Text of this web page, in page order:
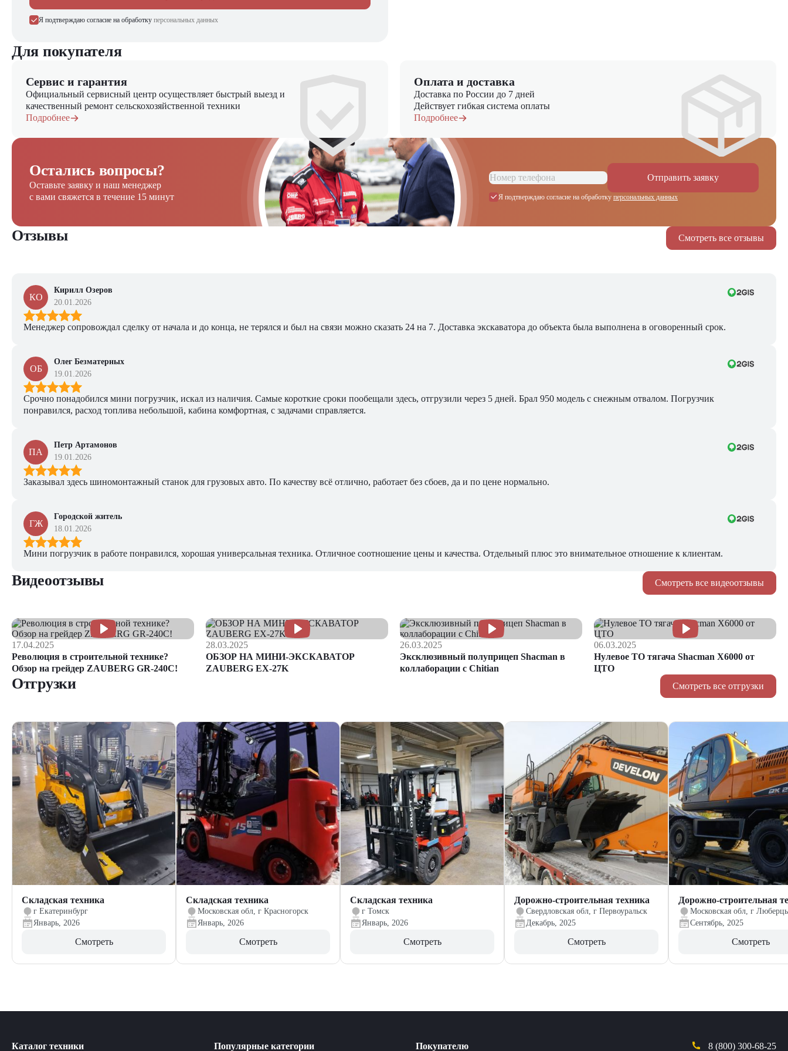
Я подтверждаю согласие на обработку персональных данных
Для покупателя
Сервис и гарантия
Официальный сервисный центр осуществляет быстрый выезд и
качественный ремонт сельскохозяйственной техники
Подробнее
Оплата и доставка
Доставка по России до 7 дней
Действует гибкая система оплаты
Подробнее
Остались вопросы?
Оставьте заявку и наш менеджер
с вами свяжется в течение 15 минут
Отправить заявку
Я подтверждаю согласие на обработку персональных данных
Смотреть все отзывы
Отзывы
КО
Кирилл Озеров
20.01.2026
Менеджер сопровождал сделку от начала и до конца, не терялся и был на связи можно сказать 24 на 7. Доставка экскаватора до объекта была выполнена в оговоренный срок.
ОБ
Олег Безматерных
19.01.2026
Срочно понадобился мини погрузчик, искал из наличия. Самые короткие сроки пообещали здесь, отгрузили через 5 дней. Брал 950 модель с снежным отвалом. Погрузчик
понравился, расход топлива небольшой, кабина комфортная, с задачами справляется.
ПА
Петр Артамонов
19.01.2026
Заказывал здесь шиномонтажный станок для грузовых авто. По качеству всё отлично, работает без сбоев, да и по цене нормально.
ГЖ
Городской житель
18.01.2026
Мини погрузчик в работе понравился, хорошая универсальная техника. Отличное соотношение цены и качества. Отдельный плюс это внимательное отношение к клиентам.
Смотреть все видеоотзывы
Видеоотзывы
17.04.2025
Революция в строительной технике?
Обзор на грейдер ZAUBERG GR-240C!
28.03.2025
ОБЗОР НА МИНИ-ЭКСКАВАТОР
ZAUBERG EX-27K
26.03.2025
Эксклюзивный полуприцеп Shacman в
коллаборации с Chitian
06.03.2025
Нулевое ТО тягача Shacman Х6000 от
ЦТО
Смотреть все отгрузки
Отгрузки
Складская техника
г Екатеринбург
Январь, 2026
Смотреть
Складская техника
Московская обл, г Красногорск
Январь, 2026
Смотреть
Складская техника
г Томск
Январь, 2026
Смотреть
Дорожно-строительная техника
Свердловская обл, г Первоуральск
Декабрь, 2025
Смотреть
Дорожно-строительная
Московская обл, г
Сентябрь, 2025
Смотреть
Каталог техники Популярные категории Покупателю 8 (800) 300-68-25